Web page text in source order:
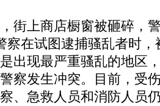
上商店橱窗被砸碎，
察在试图逮捕骚乱者时
出现最严重骚乱的地区
察发生冲突。目前，受
、急救人员和消防人员